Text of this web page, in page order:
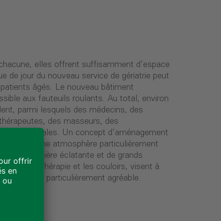
gériatrie particulièrement agréable.